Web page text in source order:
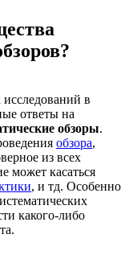
в
ответы на
обзоры.
обзора,
из всех
может касаться
, и тд. Особенно
какого-либо